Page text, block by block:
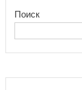
Поиск